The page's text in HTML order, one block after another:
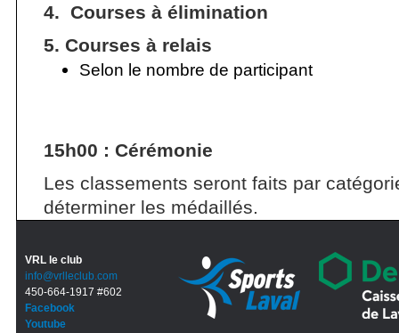
4. Courses à élimination
5. Courses à relais
Selon le nombre de participant
15h00 : Cérémonie
Les classements seront faits par
déterminer les médaillés.
VRL le club
info@vrlleclub.com
450-664-1917 #602
Facebook
Youtube